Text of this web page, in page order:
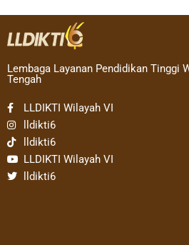
Lembaga Layanan Pendidikan Tinggi
Tengah
LLDIKTI Wilayah VI
lldikti6
lldikti6
LLDIKTI Wilayah VI
lldikti6